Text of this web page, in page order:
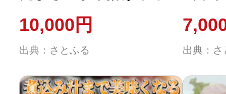
け砂ずり(1kg)
10,000円
出典：さとふる 出典：さ